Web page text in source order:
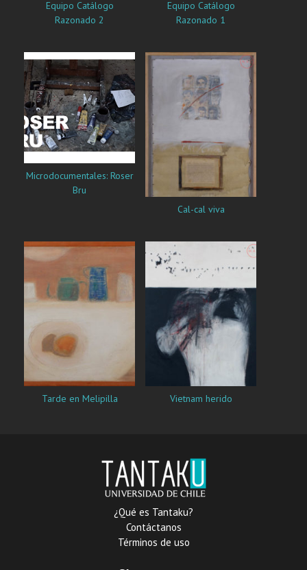
Equipo Catálogo
Razonado 2
Equipo Catálogo
Razonado 1
Microdocumentales: Roser
Bru
Cal-cal viva
Tarde en Melipilla Vietnam herido
¿Qué es Tantaku?
Contáctanos
Términos de uso